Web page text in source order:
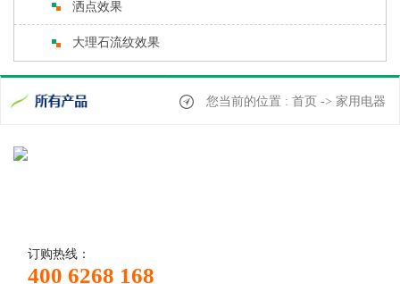
洒点效果
大理石流纹效果
您当前的位置 : 首页 -> 家用电器
订购热线：
400 6268 168